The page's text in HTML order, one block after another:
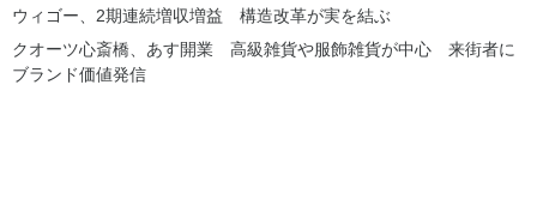
ウィゴー、2期連続増収増益 構造改革が実を結ぶ
クオーツ心斎橋、あす開業 高級雑貨や服飾雑貨が中心 来街者に
ブランド価値発信